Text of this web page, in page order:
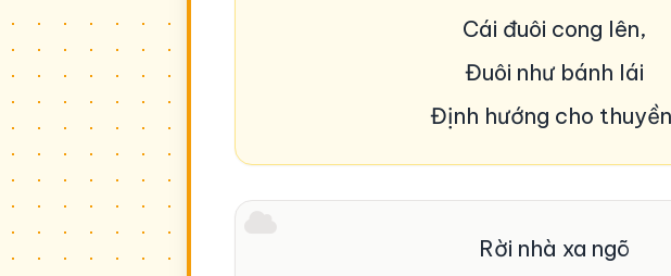
Cái đuôi cong lên,
Đuôi như bánh lái
Định hướng cho
Rời nhà xa ngõ